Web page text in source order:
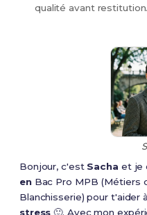
qualité avant restitution.
Bonjour, c'est Sacha et je
enBac Pro MPB (Métiers
Blanchisserie) pour t'aider à
stress 🙂. Avec mon